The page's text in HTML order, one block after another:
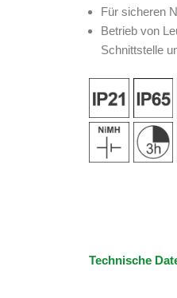
Für sicheren
Betrieb von
Schnittstelle
Technische